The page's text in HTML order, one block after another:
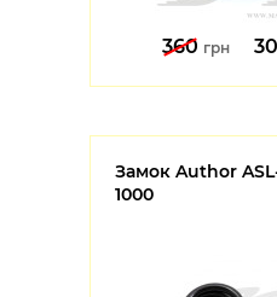
360 грн
Замок Author
1000